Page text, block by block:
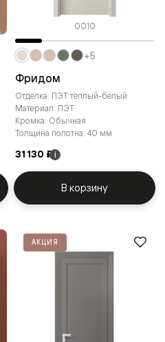
0010
Фридом
Отделка: ПЭТ тёплый-белый
Материал: ПЭТ
Кромка: Обычная
Толщина полотна: 40 мм
31 130 ₽ i
+5
В корзину
АКЦИЯ